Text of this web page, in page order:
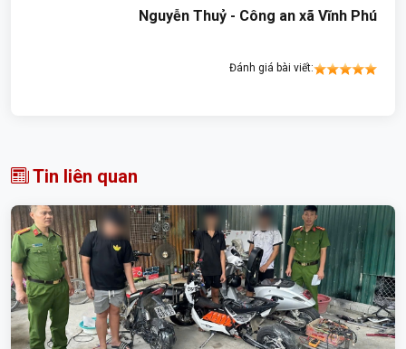
Nguyễn Thuỷ - Công an xã Vĩnh Phú
Đánh giá bài viết:
Tin liên quan